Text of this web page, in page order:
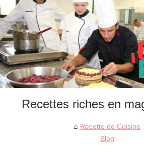
Recettes riches en
Recette de Cuisine
Blog